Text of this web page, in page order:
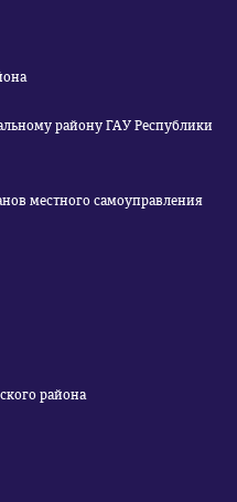
району ГАУ Республики
местного самоуправления
района